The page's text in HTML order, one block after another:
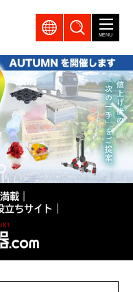
GLOBAL製品検索
MENU
載｜
ちサイト｜